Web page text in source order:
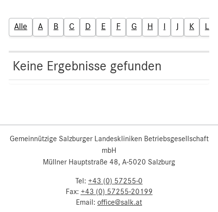
Alle A B C D E F G H I J K L
Keine Ergebnisse gefunden
Gemeinnützige Salzburger Landeskliniken Betriebsgesellschaft
mbH
Müllner Hauptstraße 48, A-5020 Salzburg
Tel: +43 (0) 57255-0
Fax: +43 (0) 57255-20199
Email: office@salk.at